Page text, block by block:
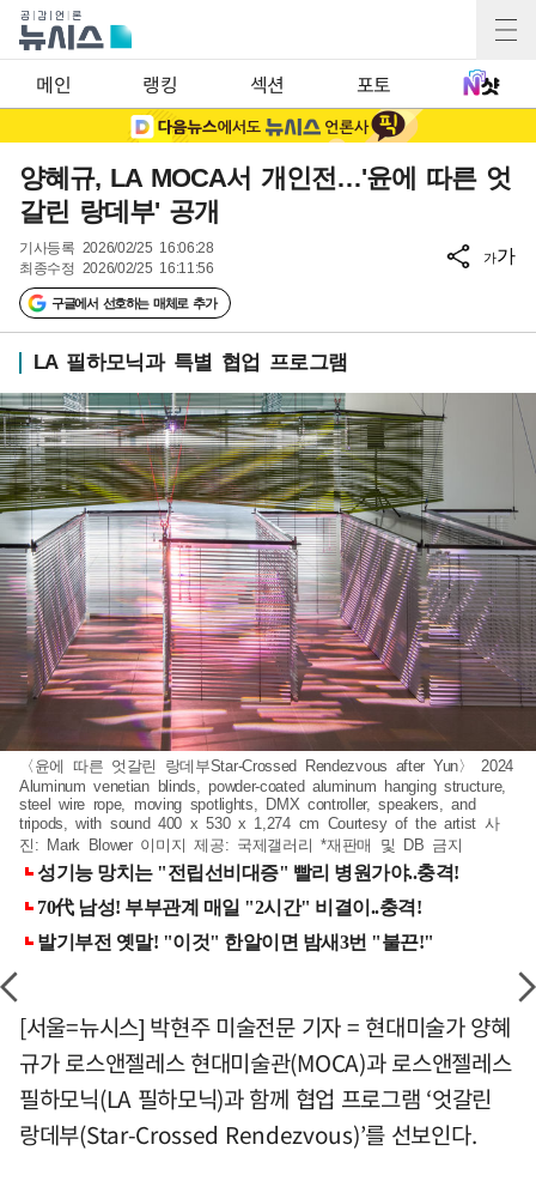
메인 랭킹 섹션 포토
양혜규, LA MOCA서 개인전…'윤에 따른 엇
갈린 랑데부' 공개
기사등록 2026/02/25 16:06:28
최종수정 2026/02/25 16:11:56
구글에서 선호하는 매체로 추가
가가
LA 필하모닉과 특별 협업 프로그램
〈윤에 따른 엇갈린 랑데부Star-Crossed Rendezvous after Yun〉 2024
Aluminum venetian blinds, powder-coated aluminum hanging structure,
steel wire rope, moving spotlights, DMX controller, speakers, and
tripods, with sound 400 x 530 x 1,274 cm Courtesy of the artist 사
진: Mark Blower 이미지 제공: 국제갤러리 *재판매 및 DB 금지
[서울=뉴시스] 박현주 미술전문 기자 = 현대미술가 양혜
규가 로스앤젤레스 현대미술관(MOCA)과 로스앤젤레스
필하모닉(LA 필하모닉)과 함께 협업 프로그램 ‘엇갈린
랑데부(Star-Crossed Rendezvous)’를 선보인다.